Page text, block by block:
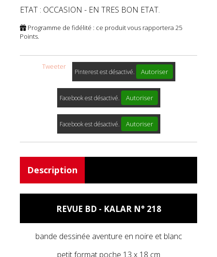
ETAT : OCCASION - EN TRES BON ETAT.
Programme de fidélité : ce produit vous rapportera25
Points.
Tweeter
Pinterest est désactivé. Autoriser
Facebook est désactivé. Autoriser
Facebook est désactivé. Autoriser
Description
REVUE BD - KALAR N° 218
bande dessinée aventure en noire et blanc
petit format poche 13 x 18 cm